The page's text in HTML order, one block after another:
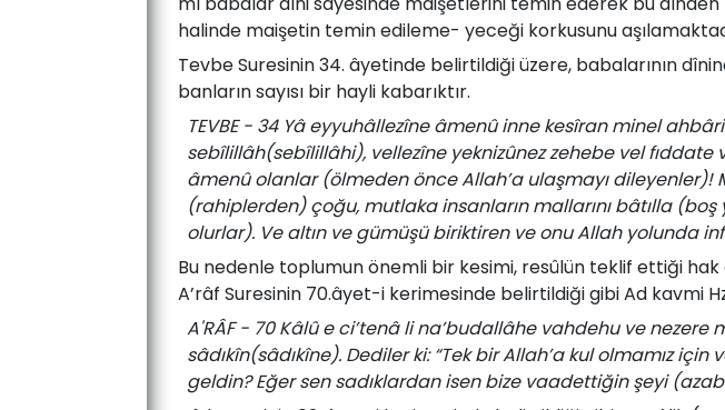
ha­lin­de­ ma­işe­tin­ te­min­ edi­le­me­- ye­ce­ği ­kor­ku­su­nu
Tev­be­ Su­re­si­nin­ 34.­ âye­tin­de­ be­lir­til­di­ği­ üze­re,­ ba­ba­la­rı­nın­
ban­la­rın sa­yı­sı ­bir­ hay­li­ ka­ba­rık­tır.­
TEVBE - 34 Yâ eyyuhâllezîne âmenû inne kesîran minel
sebîlillâh(sebîlillâhi), vellezîne yeknizûnez zehebe vel
âmenû olanlar (ölmeden önce Allah’a ulaşmayı
(rahiplerden) çoğu, mutlaka insanların mallarını bâtılla
olurlar). Ve altın ve gümüşü biriktiren ve onu Allah yolunda
Bu­ ne­den­le­ top­lu­mun ­önem­li­ bir­ ke­si­mi, ­re­sû­lün­ tek­lif­ et­ti­ği
A’râf­ Su­re­si­nin ­70.­âyet-i­ ke­ri­me­sin­de­ be­lir­til­di­ği ­gi­bi­ Ad­ kav­mi­
A'RÂF - 70 Kâlû e ci’tenâ li na’budallâhe vahdehu ve
sâdıkîn(sâdıkîne). Dediler ki: “Tek bir Allah’a kul olmamız
geldin? Eğer sen sadıklardan isen bize vaadettiğin şeyi